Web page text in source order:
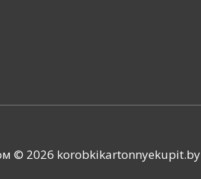
© 2026 korobkikartonnyekupit.by